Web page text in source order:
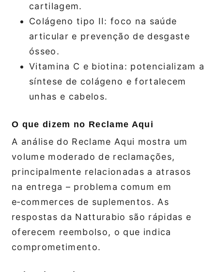
cartilagem.
Colágeno tipo II: foco na saúde
articular e prevenção de desgaste
ósseo.
Vitamina C e biotina: potencializam a
síntese de colágeno e fortalecem
unhas e cabelos.
O que dizem no Reclame Aqui
A análise do Reclame Aqui mostra um
volume moderado de reclamações,
principalmente relacionadas a atrasos
na entrega – problema comum em
e‑commerces de suplementos. As
respostas da Natturabio são rápidas e
oferecem reembolso, o que indica
comprometimento.